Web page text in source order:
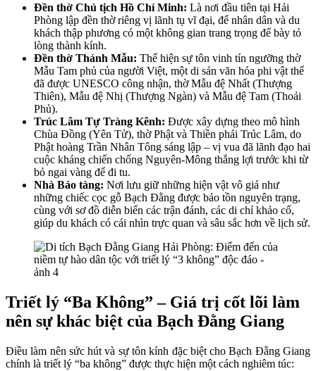
Đền thờ Chủ tịch Hồ Chí Minh: Là nơi đầu tiên tại Hải
Phòng lập đền thờ riêng vị lãnh tụ vĩ đại, để nhân dân và du
khách thập phương có một không gian trang trọng để bày tỏ
lòng thành kính.
Đền thờ Thánh Mẫu: Thể hiện sự tôn vinh tín ngưỡng thờ
Mẫu Tam phủ của người Việt, một di sản văn hóa phi vật thể
đã được UNESCO công nhận, thờ Mẫu đệ Nhất (Thượng
Thiên), Mẫu đệ Nhị (Thượng Ngàn) và Mẫu đệ Tam (Thoải
Phủ).
Trúc Lâm Tự Tràng Kênh: Được xây dựng theo mô hình
Chùa Đồng (Yên Tử), thờ Phật và Thiền phái Trúc Lâm, do
Phật hoàng Trần Nhân Tông sáng lập – vị vua đã lãnh đạo hai
cuộc kháng chiến chống Nguyên-Mông thắng lợi trước khi từ
bỏ ngai vàng để đi tu.
Nhà Bảo tàng: Nơi lưu giữ những hiện vật vô giá như
những chiếc cọc gỗ Bạch Đằng được bảo tồn nguyên trạng,
cùng với sơ đồ diễn biến các trận đánh, các di chỉ khảo cổ,
giúp du khách có cái nhìn trực quan và sâu sắc hơn về lịch sử.
Triết lý “Ba Không” – Giá trị cốt lõi làm
nên sự khác biệt của Bạch Đằng Giang
Điều làm nên sức hút và sự tôn kính đặc biệt cho Bạch Đằng Giang
chính là triết lý “ba không” được thực hiện một cách nghiêm túc: